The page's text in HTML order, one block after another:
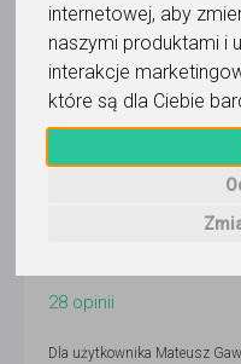
internetowej, aby
naszymi produktami i
interakcje
które są dla Ciebie
Korepetytor
Faktura VAT
28 opinii
Dla użytkownika Mateusz